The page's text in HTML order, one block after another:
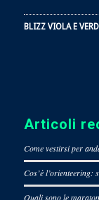
BLIZZ VIOLA E
Articoli
Come vestirsi per
Cos’è l’orienteering:
Quali sono le